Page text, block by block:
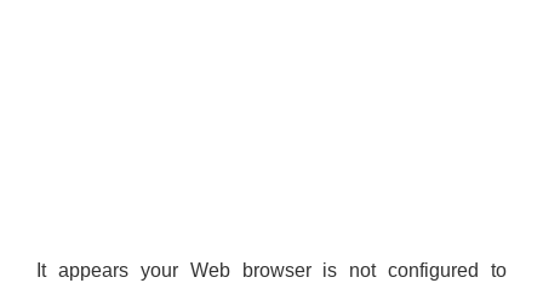
It appears your Web browser is not configured to